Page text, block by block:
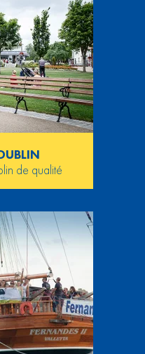
de qualité